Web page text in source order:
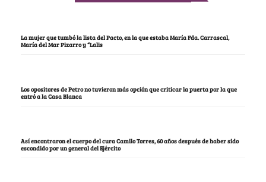
La mujer que tumbó la lista del Pacto, en la que estaba María Fda. Carrascal,
María del Mar Pizarro y “Lalis
Los opositores de Petro no tuvieron más opción que criticar la puerta por la que
entró a la Casa Blanca
Así encontraron el cuerpo del cura Camilo Torres, 60 años después de haber sido
escondido por un general del Ejército